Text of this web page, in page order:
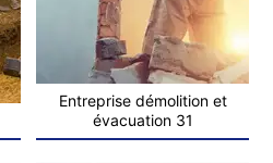
Entreprise démolition et
évacuation 31